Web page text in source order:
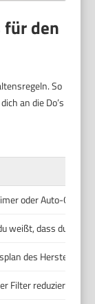
für den
So
an die Do’s
oder Auto-Off
weißt, dass du
des Herstellers,
Filter reduziert